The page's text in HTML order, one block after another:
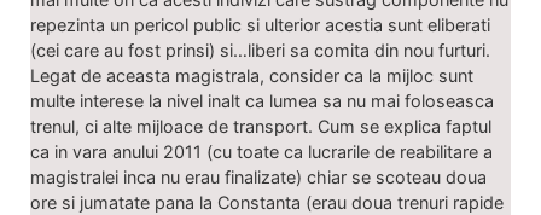
repezinta un pericol public si ulterior acestia sunt eliberati
(cei care au fost prinsi) si…liberi sa comita din nou furturi.
Legat de aceasta magistrala, consider ca la mijloc sunt
multe interese la nivel inalt ca lumea sa nu mai foloseasca
trenul, ci alte mijloace de transport. Cum se explica faptul
ca in vara anului 2011 (cu toate ca lucrarile de reabilitare a
magistralei inca nu erau finalizate) chiar se scoteau doua
ore si jumatate pana la Constanta (erau doua trenuri rapide